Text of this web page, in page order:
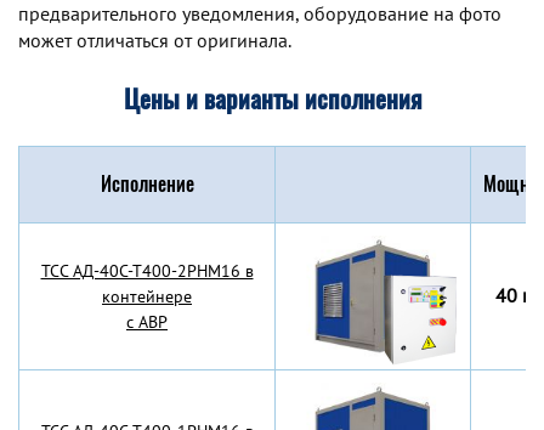
предварительного уведомления, оборудование на фото
может отличаться от оригинала.
Цены и варианты исполнения
Исполнение
TCC АД-40С-Т400-2РНМ16 в
контейнере
с АВР
40